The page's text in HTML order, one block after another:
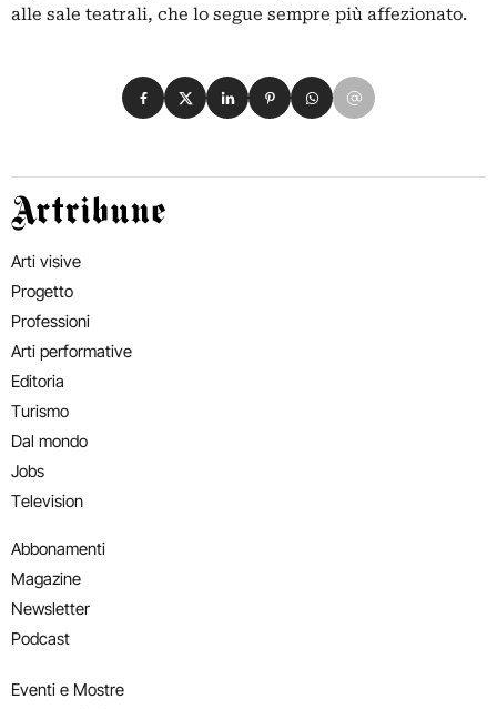
alle sale teatrali, che lo segue sempre più affezionato.
Condividi su Facebook
Condividi su X
Condividi su LinkedIn
Condividi su Pinterest
Condividi su WhatsApp
Condividi su Email
Artribune
Arti visive
Progetto
Professioni
Arti performative
Editoria
Turismo
Dal mondo
Jobs
Television
Abbonamenti
Magazine
Newsletter
Podcast
Eventi e Mostre